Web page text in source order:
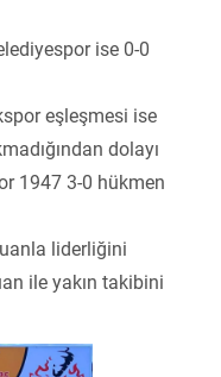
ise 0-0
eşleşmesi ise
dolayı
1947 3-0 hükmen
liderliğini
ile yakın takibini